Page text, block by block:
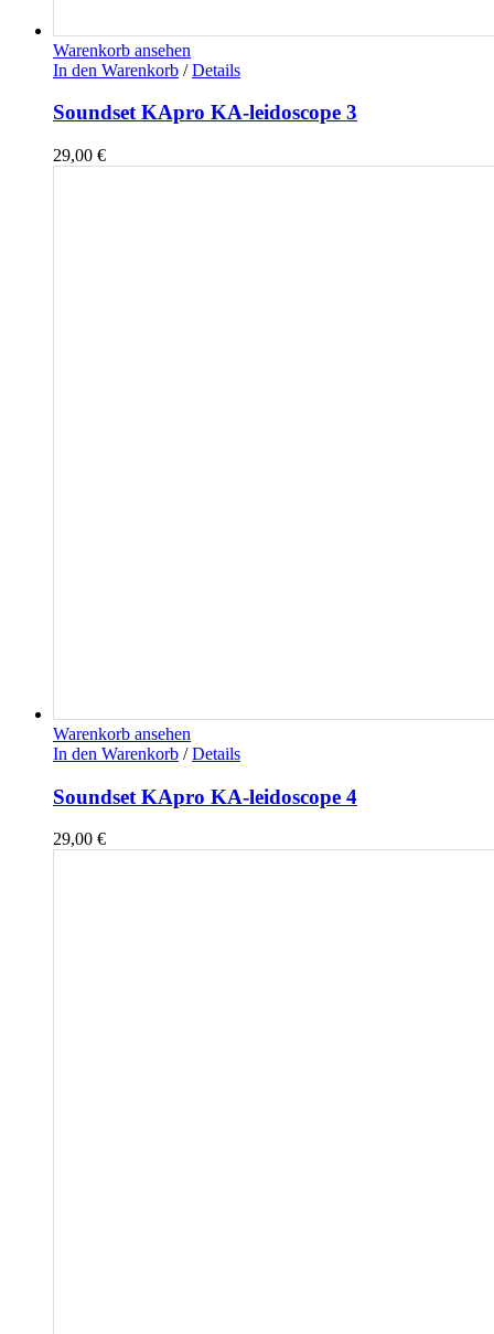
Warenkorb ansehen
In den Warenkorb / Details
Soundset KApro KA-leidoscope 3
29,00 €
Warenkorb ansehen
In den Warenkorb / Details
Soundset KApro KA-leidoscope 4
29,00 €